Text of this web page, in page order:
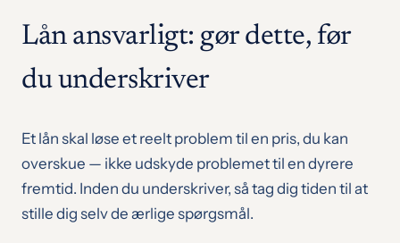
Lån ansvarligt: gør dette, før
du underskriver
Et lån skal løse et reelt problem til en pris, du kan
overskue — ikke udskyde problemet til en dyrere
fremtid. Inden du underskriver, så tag dig tiden til at
stille dig selv de ærlige spørgsmål.